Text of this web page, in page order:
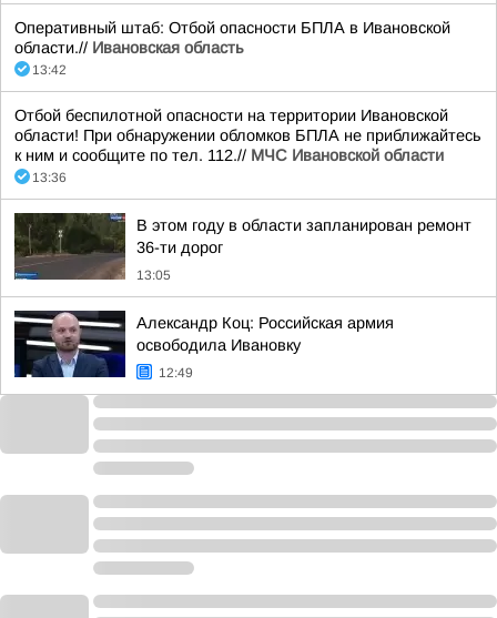
Оперативный штаб: Отбой опасности БПЛА в Ивановской
области.// Ивановская область
13:42
Отбой беспилотной опасности на территории Ивановской
области! При обнаружении обломков БПЛА не приближайтесь
к ним и сообщите по тел. 112.// МЧС Ивановской области
13:36
В этом году в области запланирован ремонт
36-ти дорог
13:05
Александр Коц: Российская армия
освободила Ивановку
12:49